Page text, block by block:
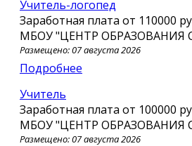
Учитель-логопед
Заработная плата от 110000
МБОУ "ЦЕНТР ОБРАЗОВАНИЯ
Размещено: 07 августа 2026
Подробнее
Учитель
Заработная плата от 100000
МБОУ "ЦЕНТР ОБРАЗОВАНИЯ
Размещено: 07 августа 2026